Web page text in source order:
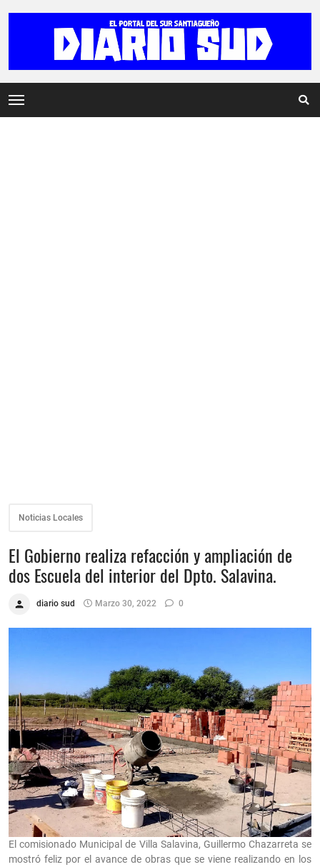
Noticias Locales
El Gobierno realiza refacción y ampliación de
dos Escuela del interior del Dpto. Salavina.
diario sud Marzo 30, 2022 0
El comisionado Municipal de Villa Salavina, Guillermo Chazarreta se
mostró feliz por el avance de obras que se viene realizando en los